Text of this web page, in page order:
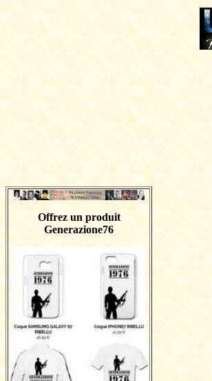
Offrez un produit
Generazione76